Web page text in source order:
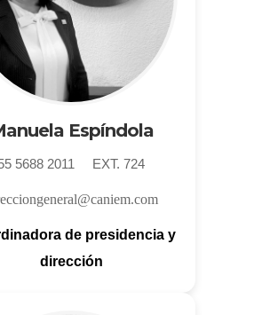
Espíndola
5688 2011 EXT. 724
de presidencia y
dirección